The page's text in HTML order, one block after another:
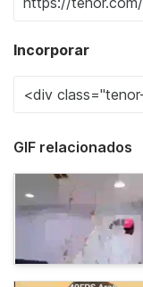
Incorporar
GIF relacionados